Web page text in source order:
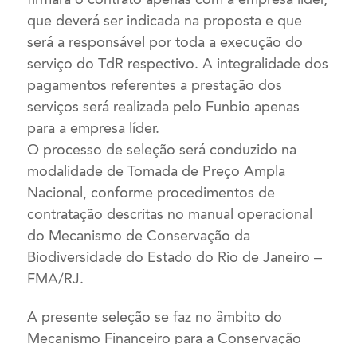
que deverá ser indicada na proposta e que
será a responsável por toda a execução do
serviço do TdR respectivo. A integralidade dos
pagamentos referentes a prestação dos
serviços será realizada pelo Funbio apenas
para a empresa líder.
O processo de seleção será conduzido na
modalidade de Tomada de Preço Ampla
Nacional, conforme procedimentos de
contratação descritas no manual operacional
do Mecanismo de Conservação da
Biodiversidade do Estado do Rio de Janeiro –
FMA/RJ.
A presente seleção se faz no âmbito do
Mecanismo Financeiro para a Conservação